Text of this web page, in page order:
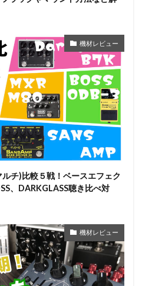
機材レビュー
チ)比較５戦！ベースエフェク
、DARKGLASS聴き比べ対
機材レビュー